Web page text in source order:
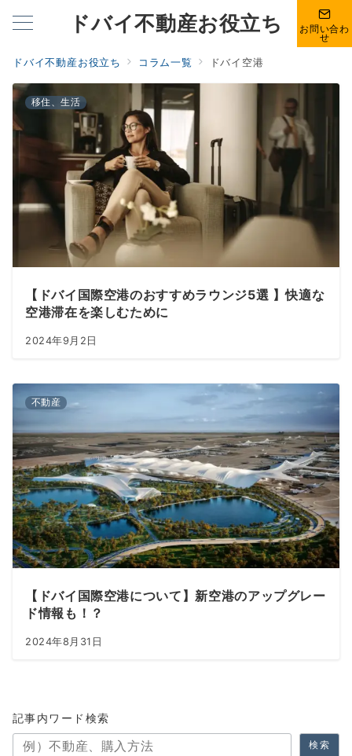
ドバイ不動産お役立ち お問い合わ
せ
ドバイ不動産お役立ち コラム一覧 ドバイ空港
移住、生活
【ドバイ国際空港のおすすめラウンジ5選 】快適な
空港滞在を楽しむために
2024年9月2日
不動産
【ドバイ国際空港について】新空港のアップグレー
ド情報も！？
2024年8月31日
記事内ワード検索
検索